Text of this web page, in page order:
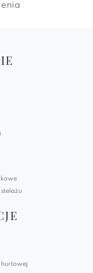
hurtowej